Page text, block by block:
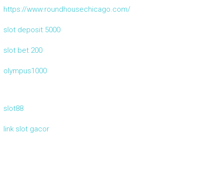
https://www.roundhousechicago.com/
slot deposit 5000
slot bet 200
olympus1000
slot88
link slot gacor